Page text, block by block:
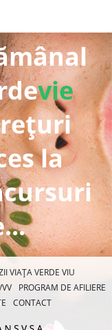
vie
la
VIAȚA VERDE VIU
PROGRAM DE AFILIERE
CONTACT